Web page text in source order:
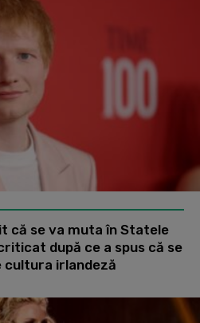
că se va muta în Statele
după ce a spus că se
cultura irlandeză